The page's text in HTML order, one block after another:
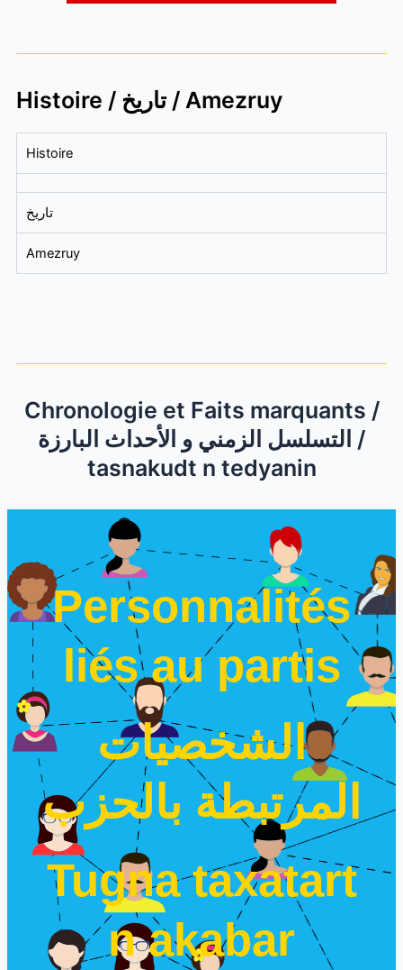
Histoire / تاريخ / Amezruy
Histoire
تاريخ
Amezruy
Chronologie et Faits marquants /
التسلسل الزمني و الأحداث البارزة /
tasnakudt n tedyanin
Personnalités
liés au partis
الشخصيات
المرتبطة بالحزب
Tugna taxatart
n akabar